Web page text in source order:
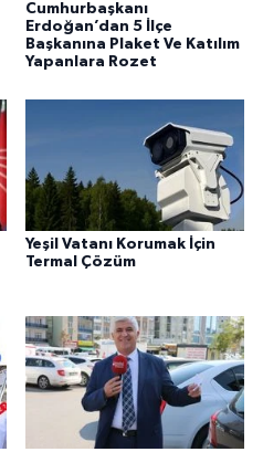
Cumhurbaşkanı
Erdoğan’dan 5 İlçe
Başkanına Plaket Ve Katılım
Yapanlara Rozet
Yeşil Vatanı Korumak İçin
Termal Çözüm